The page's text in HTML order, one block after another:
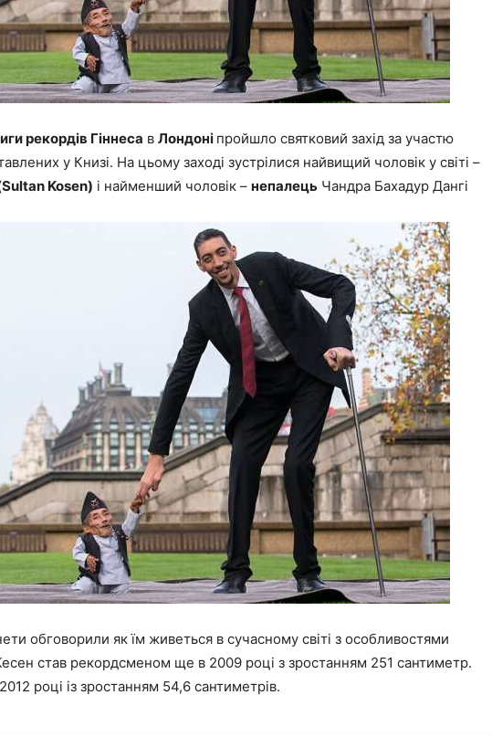
рекордів Гіннеса в Лондоні пройшло святковий захід за участю
у Книзі. На цьому заході зустрілися найвищий чоловік у світі –
Kosen) і найменший чоловік – непалець Чандра Бахадур Дангі
обговорили як їм живеться в сучасному світі з особливостями
став рекордсменом ще в 2009 році з зростанням 251 сантиметр.
році із зростанням 54,6 сантиметрів.